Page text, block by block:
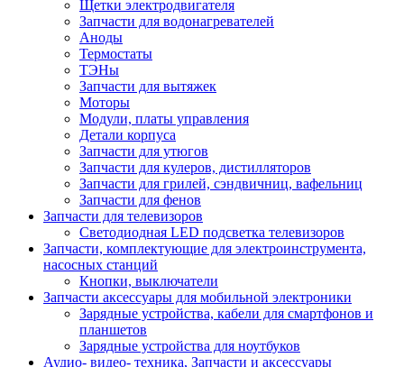
Щетки электродвигателя
Запчасти для водонагревателей
Аноды
Термостаты
ТЭНы
Запчасти для вытяжек
Моторы
Модули, платы управления
Детали корпуса
Запчасти для утюгов
Запчасти для кулеров, дистилляторов
Запчасти для грилей, сэндвичниц, вафельниц
Запчасти для фенов
Запчасти для телевизоров
Светодиодная LED подсветка телевизоров
Запчасти, комплектующие для электроинструмента,
насосных станций
Кнопки, выключатели
Запчасти аксессуары для мобильной электроники
Зарядные устройства, кабели для смартфонов и
планшетов
Зарядные устройства для ноутбуков
Аудио- видео- техника, Запчасти и аксессуары